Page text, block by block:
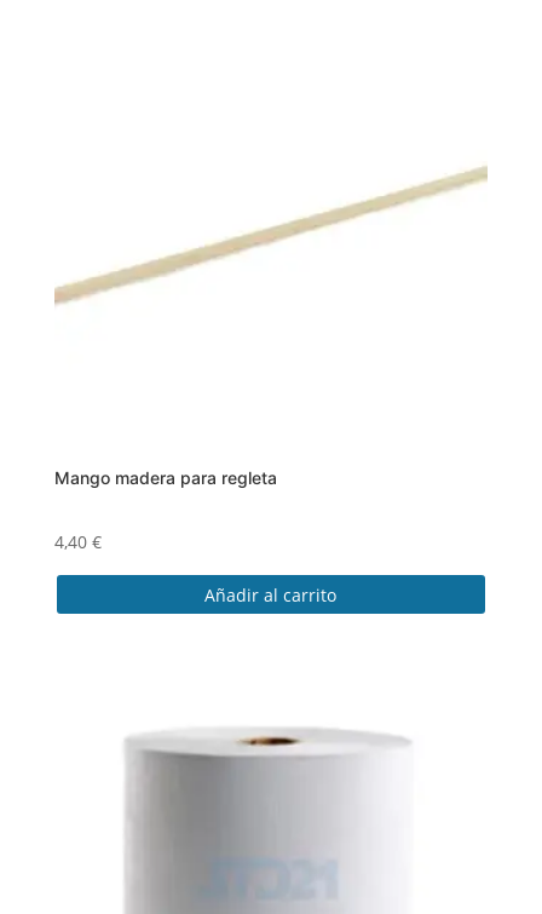
Mango madera para regleta
4,40 €
Añadir al carrito